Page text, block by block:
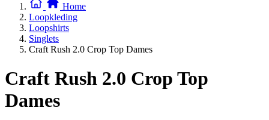
Home
Loopkleding
Loopshirts
Singlets
Craft Rush 2.0 Crop Top Dames
Craft Rush 2.0 Crop Top
Dames